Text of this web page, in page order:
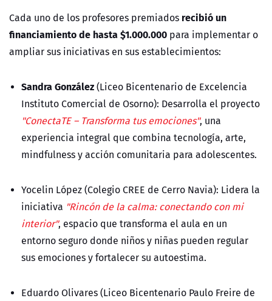
Cada uno de los profesores premiados recibió un
financiamiento de hasta $1.000.000 para implementar o
ampliar sus iniciativas en sus establecimientos:
Sandra González(Liceo Bicentenario de Excelencia
Instituto Comercial de Osorno): Desarrolla el proyecto
"ConectaTE – Transforma tus emociones", una
experiencia integral que combina tecnología, arte,
mindfulness y acción comunitaria para adolescentes.
Yocelin López (Colegio CREE de Cerro Navia): Lidera la
iniciativa "Rincón de la calma: conectando con mi
interior", espacio que transforma el aula en un
entorno seguro donde niños y niñas pueden regular
sus emociones y fortalecer su autoestima.
Eduardo Olivares (Liceo Bicentenario Paulo Freire de